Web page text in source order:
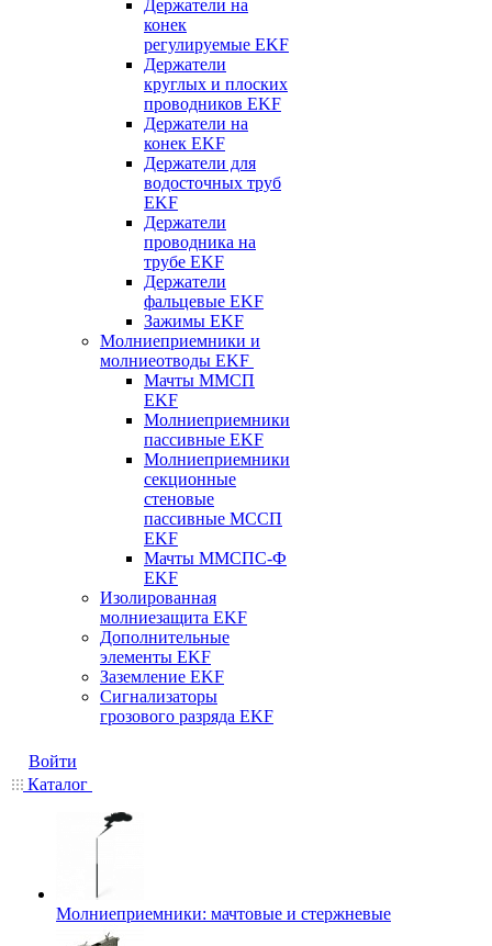
Держатели на
конек
регулируемые EKF
Держатели
круглых и плоских
проводников EKF
Держатели на
конек EKF
Держатели для
водосточных труб
EKF
Держатели
проводника на
трубе EKF
Держатели
фальцевые EKF
Зажимы EKF
Молниеприемники и
молниеотводы EKF
Мачты ММСП
EKF
Молниеприемники
пассивные EKF
Молниеприемники
секционные
стеновые
пассивные МССП
EKF
Мачты ММСПС-Ф
EKF
Изолированная
молниезащита EKF
Дополнительные
элементы EKF
Заземление EKF
Сигнализаторы
грозового разряда EKF
Войти
Каталог
Молниеприемники: мачтовые и стержневые